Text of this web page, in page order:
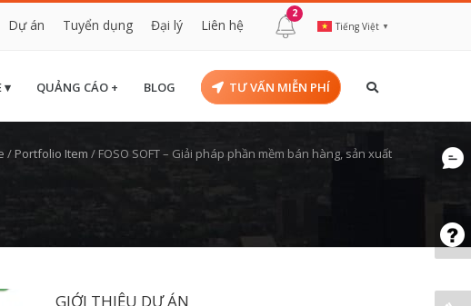
Dự án Tuyển dụng Đại lý Liên hệ
2
Tiếng Việt ▼
▾ QUẢNG CÁO + BLOG TƯ VẤN MIỄN PHÍ
/Portfolio Item /FOSO SOFT – Giải pháp phần mềm bán hàng, sản xuất
GIỚI THIỆU DỰ ÁN